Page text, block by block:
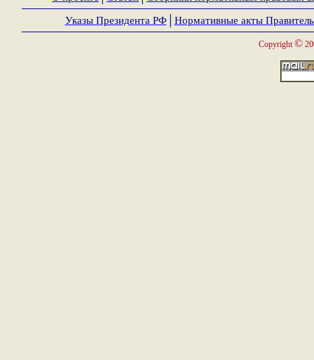
Указы Президента РФ│ Нормативные акты
Copyright ©